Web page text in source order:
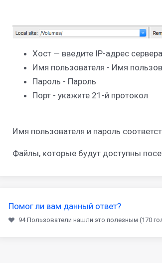
Хост — введите IP-адрес
Имя пользователя - Имя
Пароль - Пароль
Порт - укажите 21-й протокол
Имя пользователя и пароль
Файлы, которые будут доступны
Помог ли вам данный ответ?
94 Пользователи нашли это полезным (170